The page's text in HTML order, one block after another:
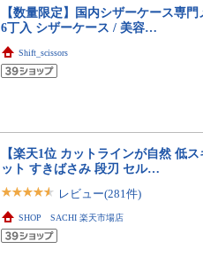
【数量限定】国内シザーケース専
6丁入 シザーケース / 美容…
Shift_scissors
【楽天1位 カットラインが自然 低
ット すきばさみ 段刃 セル…
レビュー(281件)
SHOP SACHI 楽天市場店